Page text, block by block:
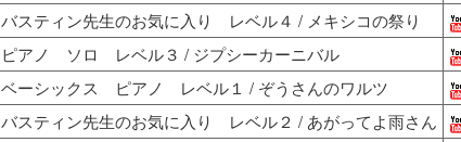
バスティン先生のお気に入り レベル４ / メキシコの祭り
ピアノ ソロ レベル３ / ジプシーカーニバル
ベーシックス ピアノ レベル１ / ぞうさんのワルツ
バスティン先生のお気に入り レベル２ / あがってよ雨さん